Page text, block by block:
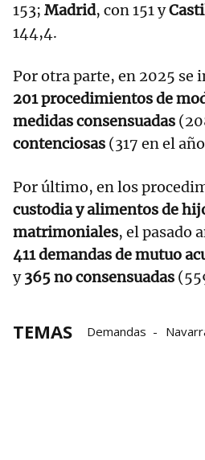
153; Madrid, con 151 y
144,4.
Por otra parte, en 2025 se
201 procedimientos de
medidas consensuadas
contenciosas (317 en el
Por último, en los
custodia y alimentos de
matrimoniales, el pasado
411 demandas de mutuo
y365 no consensuadas
TEMAS Demandas